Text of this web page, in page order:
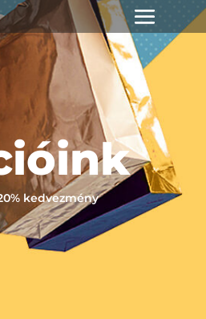
kedvezmény